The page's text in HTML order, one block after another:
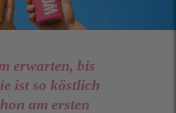
erwarten, bis
ist so köstlich
am ersten